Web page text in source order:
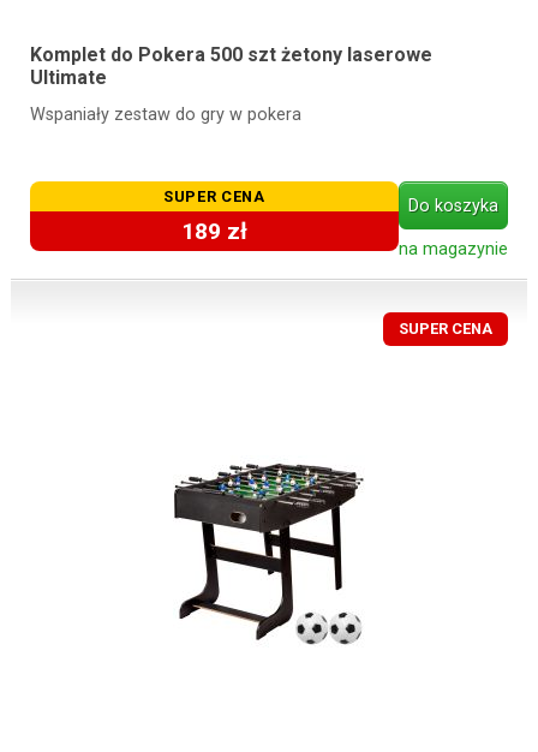
Komplet do Pokera 500 szt żetony laserowe
Ultimate
Wspaniały zestaw do gry w pokera
SUPER CENA
189 zł
Do koszyka
na magazynie
SUPER CENA